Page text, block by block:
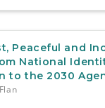
Peaceful and
National
to the 2030